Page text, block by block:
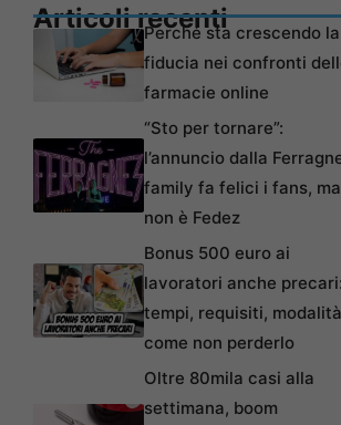
Articoli recentiPerché sta crescendo la
fiducia nei confronti
farmacie online
“Sto per tornare”:
l’annuncio dalla
family fa felici i fans, ma
non è Fedez
Bonus 500 euro ai
lavoratori anche precari:
tempi, requisiti,
come non perderlo
Oltre 80mila casi alla
settimana, boom